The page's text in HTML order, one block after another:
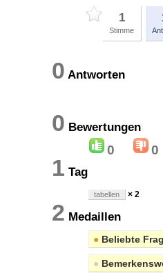
1
Stimme
0
0
0 0
1 Tag
tabellen × 2
2 Medaillen
● Beliebte
●